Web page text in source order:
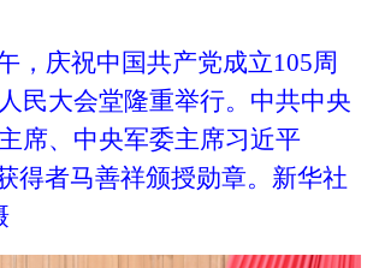
，庆祝中国共产党成立105周
民大会堂隆重举行。中共中央
席、中央军委主席习近平
得者马善祥颁授勋章。新华社